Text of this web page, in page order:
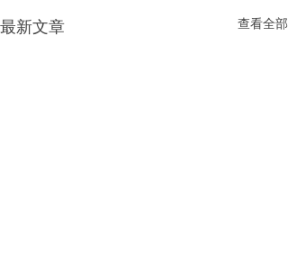
最新文章 查看全部